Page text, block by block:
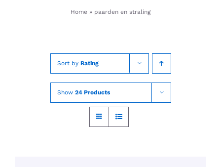
Home » paarden en straling
Sort by Rating
Show 24 Products